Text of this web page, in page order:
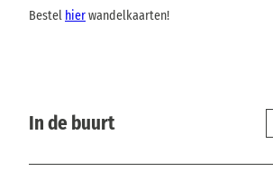
Bestel hierwandelkaarten!
In de buurt